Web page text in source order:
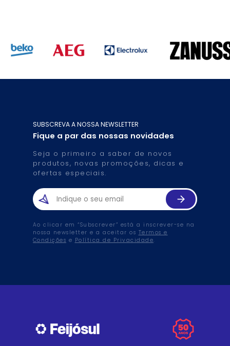
SUBSCREVA A NOSSA NEWSLETTER
Fique a par das nossas novidades
Seja o primeiro a saber de novos
produtos, novas promoções, dicas e
ofertas especiais.
Ao clicar em “Subscrever” está a inscrever-se na
nossa newsletter e a aceitar os Termos e
Condições e Política de Privacidade.